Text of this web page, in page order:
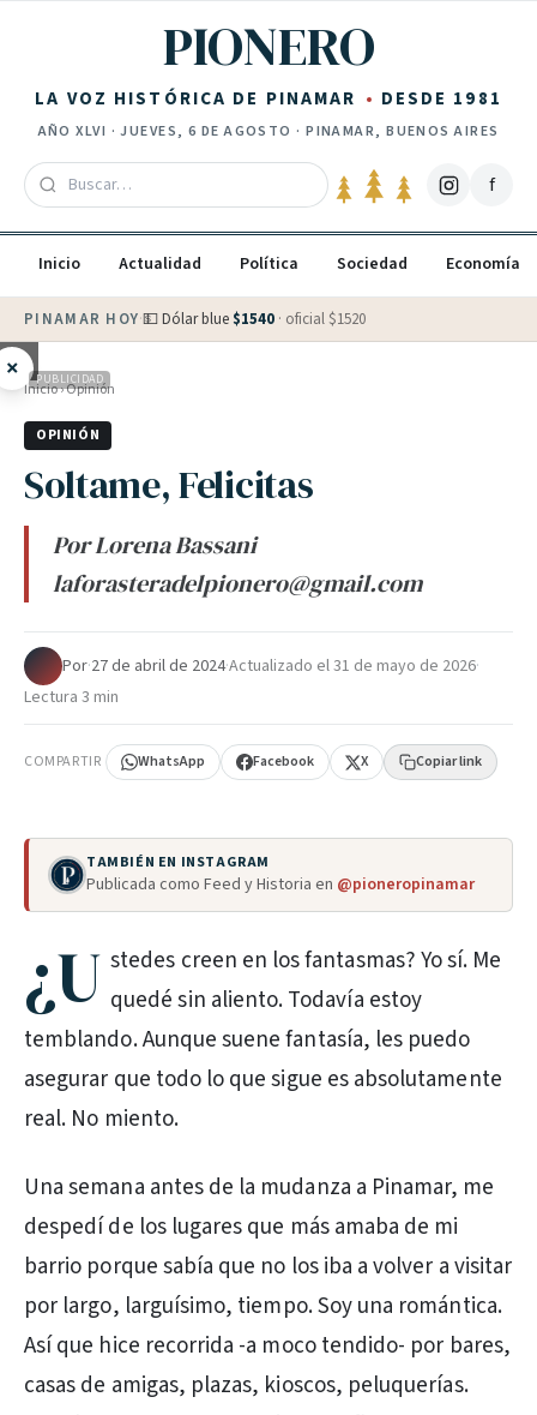
PIONERO
LA VOZ HISTÓRICA DE PINAMAR DESDE 1981
AÑOXLVI ·JUEVES, 6 DE AGOSTO · PINAMAR, BUENOS AIRES
f
Inicio Actualidad Política Sociedad Economía
PINAMAR HOY·💵 Dólar blue $1540 · oficial $1520
× PUBLICIDAD
Inicio›Opinión
OPINIÓN
Soltame, Felicitas
Por Lorena Bassani
laforasteradelpionero@gmail.com
Por·27 de abril de 2024·Actualizado el31 de mayo de 2026·
Lectura 3 min
COMPARTIR WhatsApp Facebook X Copiar link
TAMBIÉN EN INSTAGRAM
Publicada como Feed y Historia en @pioneropinamar
¿U stedes creen en los fantasmas? Yo sí. Me
quedé sin aliento. Todavía estoy
temblando. Aunque suene fantasía, les puedo
asegurar que todo lo que sigue es absolutamente
real. No miento.
Una semana antes de la mudanza a Pinamar, me
despedí de los lugares que más amaba de mi
barrio porque sabía que no los iba a volver a visitar
por largo, larguísimo, tiempo. Soy una romántica.
Así que hice recorrida -a moco tendido- por bares,
casas de amigas, plazas, kioscos, peluquerías.